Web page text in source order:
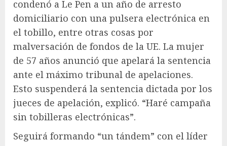
condenó a Le Pen a un año de arresto
domiciliario con una pulsera electrónica en
el tobillo, entre otras cosas por
malversación de fondos de la UE. La mujer
de 57 años anunció que apelará la sentencia
ante el máximo tribunal de apelaciones.
Esto suspenderá la sentencia dictada por los
jueces de apelación, explicó. “Haré campaña
sin tobilleras electrónicas”.
Seguirá formando “un tándem” con el líder